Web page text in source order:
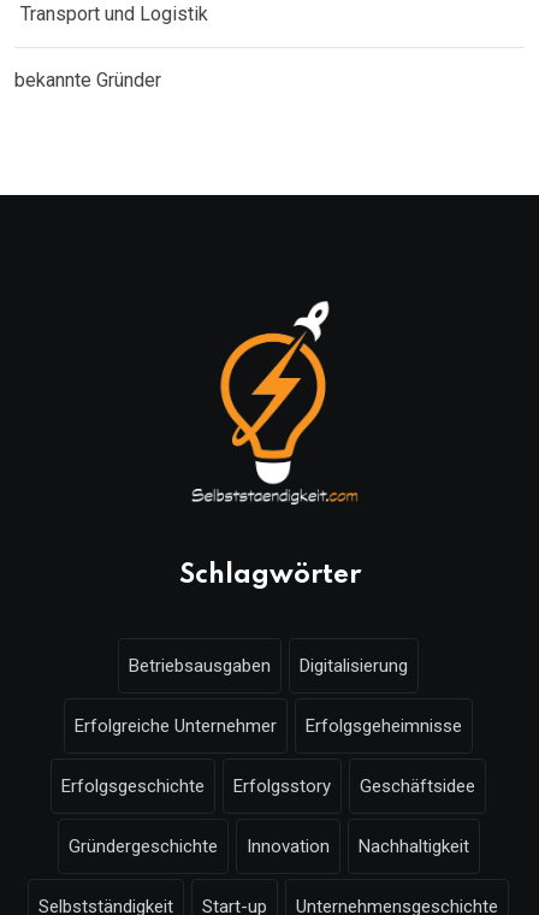
Transport und Logistik
bekannte Gründer
Schlagwörter
Betriebsausgaben Digitalisierung
Erfolgreiche Unternehmer Erfolgsgeheimnisse
Erfolgsgeschichte Erfolgsstory Geschäftsidee
Gründergeschichte Innovation Nachhaltigkeit
Selbstständigkeit Start-up Unternehmensgeschichte